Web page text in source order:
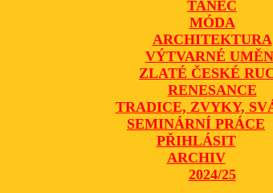
TANEC
MÓDA
ARCHITEKTURA
VÝTVARNÉ
ZLATÉ ČESKÉ
RENESANCE
TRADICE, ZVYKY,
SEMINÁRNÍ PRÁCE
PŘIHLÁSIT
ARCHIV
2024/25